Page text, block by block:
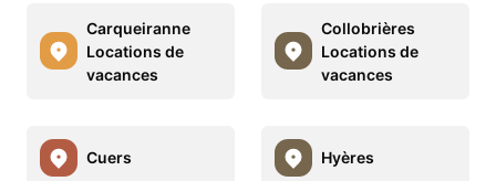
Carqueiranne
Locations de
vacances
Collobrières
Locations de
vacances
Cuers Hyères